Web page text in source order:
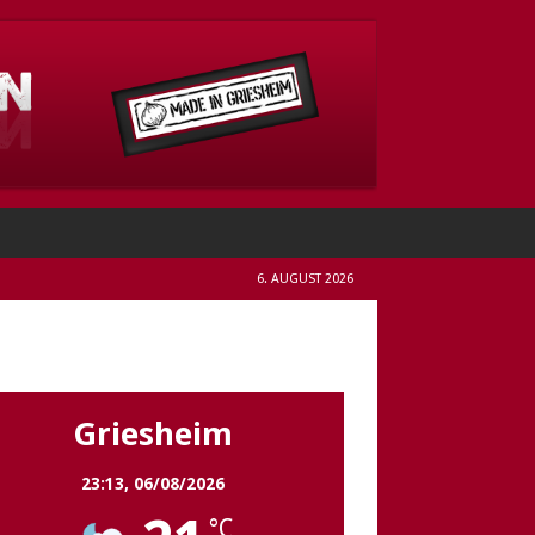
6. AUGUST 2026
Griesheim
23:13, 06/08/2026
°C